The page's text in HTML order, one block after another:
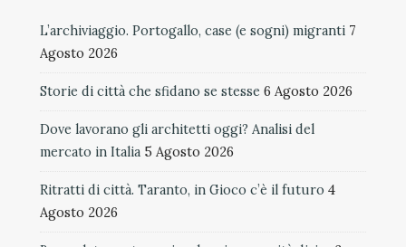
L’archiviaggio. Portogallo, case (e sogni) migranti 7
Agosto 2026
Storie di città che sfidano se stesse 6 Agosto 2026
Dove lavorano gli architetti oggi? Analisi del
mercato in Italia 5 Agosto 2026
Ritratti di città. Taranto, in Gioco c’è il futuro 4
Agosto 2026